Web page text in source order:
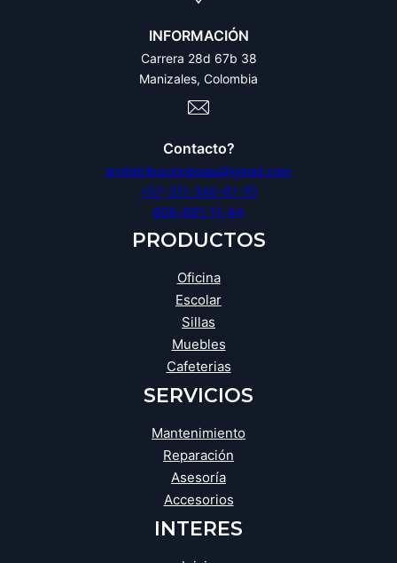
INFORMACIÓN
Carrera 28d 67b 38
Manizales, Colombia
Contacto?
srrdistribucionessas@gmail.com
+57-311-340-61-70
606-891-11-44
PRODUCTOS
Oficina
Escolar
Sillas
Muebles
Cafeterias
SERVICIOS
Mantenimiento
Reparación
Asesoría
Accesorios
INTERES